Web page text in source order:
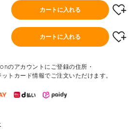
カートに入れる
カートに入れる
のアカウントにご登録の住所・
ットカード情報でご注文いただけます。